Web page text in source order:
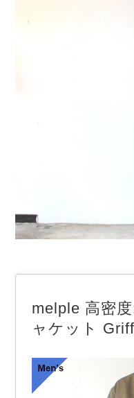
melple 高密
ャケット